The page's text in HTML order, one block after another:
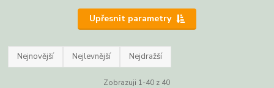
Upřesnit parametry
Nejnovější Nejlevnější Nejdražší
Zobrazuji 1-40 z 40